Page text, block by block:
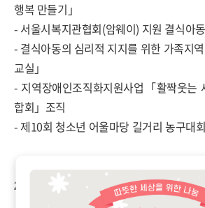
행복 만들기」
- 서울시복지관협회(암웨이) 지원 결식아
- 결식아동의 심리적 지지를 위한 가족지
교실」
- 지역장애인조직화지원사업「활짝웃는
합회」조직
- 제10회 청소년 어울마당 길거리 농구대
2006년